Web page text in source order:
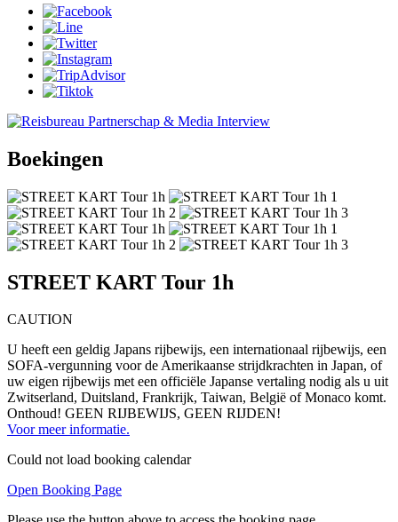
Boekingen
STREET KART Tour 1h
CAUTION
U heeft een geldig Japans rijbewijs, een internationaal rijbewijs, een
SOFA-vergunning voor de Amerikaanse strijdkrachten in Japan, of
uw eigen rijbewijs met een officiële Japanse vertaling nodig als u uit
Zwitserland, Duitsland, Frankrijk, Taiwan, België of Monaco komt.
Onthoud! GEEN RIJBEWIJS, GEEN RIJDEN!
Voor meer informatie.
Could not load booking calendar
Open Booking Page